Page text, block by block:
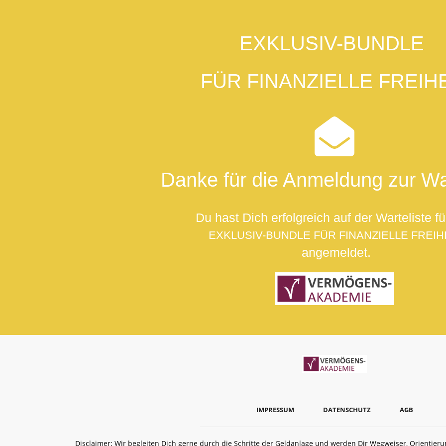
EXKLUSIV-BUNDLE
FÜR FINANZIELLE
Danke für die Anmeldung zur
Du hast Dich erfolgreich auf der Warteliste
EXKLUSIV-BUNDLE FÜR FINANZIELLE
angemeldet.
IMPRESSUM DATENSCHUTZ AGB
Disclaimer: Wir begleiten Dich gerne durch die Schritte der Geldanlage und werden Dir Wegweiser,